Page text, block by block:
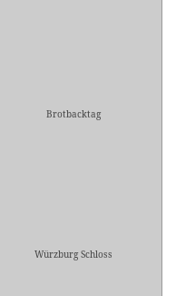
Brotbacktag
Würzburg Schloss